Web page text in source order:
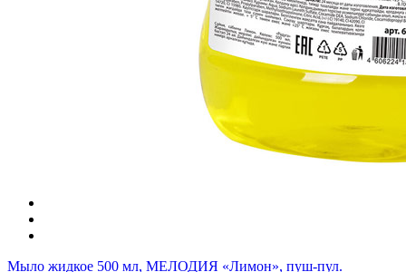
Мыло жидкое 500 мл, МЕЛОДИЯ «Лимон», пуш-пул.